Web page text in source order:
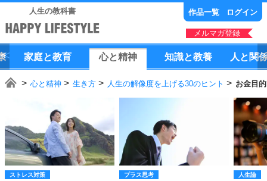
人生の教科書 作品一覧 ログイン
メルマガ登録
家庭と教育 心と精神 知識と教養 人 と 関
心と精神 生き方 人生の解像度を上げる30のヒント お金目
ストレス対策 プラス思考 人生論